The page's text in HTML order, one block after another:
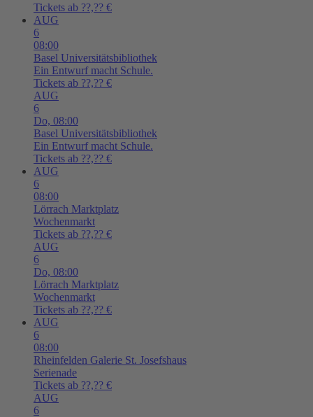
Tickets ab ??,?? €
AUG
6
08:00
Basel Universitätsbibliothek
Ein Entwurf macht Schule.
Tickets ab ??,?? €
AUG
6
Do, 08:00
Basel Universitätsbibliothek
Ein Entwurf macht Schule.
Tickets ab ??,?? €
AUG
6
08:00
Lörrach Marktplatz
Wochenmarkt
Tickets ab ??,?? €
AUG
6
Do, 08:00
Lörrach Marktplatz
Wochenmarkt
Tickets ab ??,?? €
AUG
6
08:00
Rheinfelden Galerie St. Josefshaus
Serienade
Tickets ab ??,?? €
AUG
6